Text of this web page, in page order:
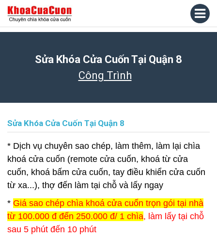
Sửa Khóa Cửa Cuốn Tại Quận 8
Công Trình
Sửa Khóa Cửa Cuốn Tại Quận 8
* Dịch vụ chuyên sao chép, làm thêm, làm lại chìa
khoá cửa cuốn (remote cửa cuốn, khoá từ cửa
cuốn, khoá bấm cửa cuốn, tay điều khiển cửa cuốn
từ xa...), thợ đến làm tại chỗ và lấy ngay
* Giá sao chép chìa khoá cửa cuốn trọn gói tại nhà
từ 100.000 đ đến 250.000 đ/ 1 chìa, làm lấy tại chỗ
sau 5 phút đến 10 phút